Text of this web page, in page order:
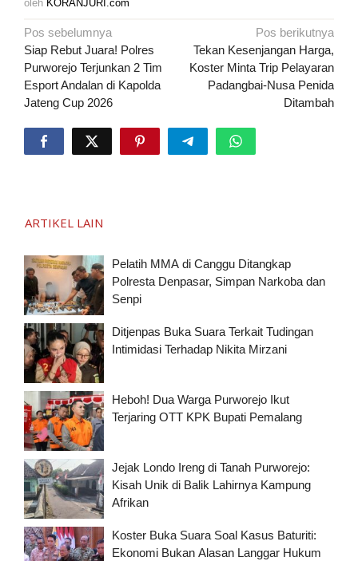
oleh KORANJURI.com
Navigasi
pos
Pos sebelumnya
Siap Rebut Juara! Polres
Purworejo Terjunkan 2 Tim
Esport Andalan di Kapolda
Jateng Cup 2026
Pos berikutnya
Tekan Kesenjangan Harga,
Koster Minta Trip Pelayaran
Padangbai-Nusa Penida
Ditambah
ARTIKEL LAIN
Pelatih MMA di Canggu Ditangkap
Polresta Denpasar, Simpan Narkoba dan
Senpi
Ditjenpas Buka Suara Terkait Tudingan
Intimidasi Terhadap Nikita Mirzani
Heboh! Dua Warga Purworejo Ikut
Terjaring OTT KPK Bupati Pemalang
Jejak Londo Ireng di Tanah Purworejo:
Kisah Unik di Balik Lahirnya Kampung
Afrikan
Koster Buka Suara Soal Kasus Baturiti:
Ekonomi Bukan Alasan Langgar Hukum